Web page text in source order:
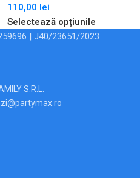
110,00 lei
Selectează opțiunile
| J40/23651/2023
S.R.L.